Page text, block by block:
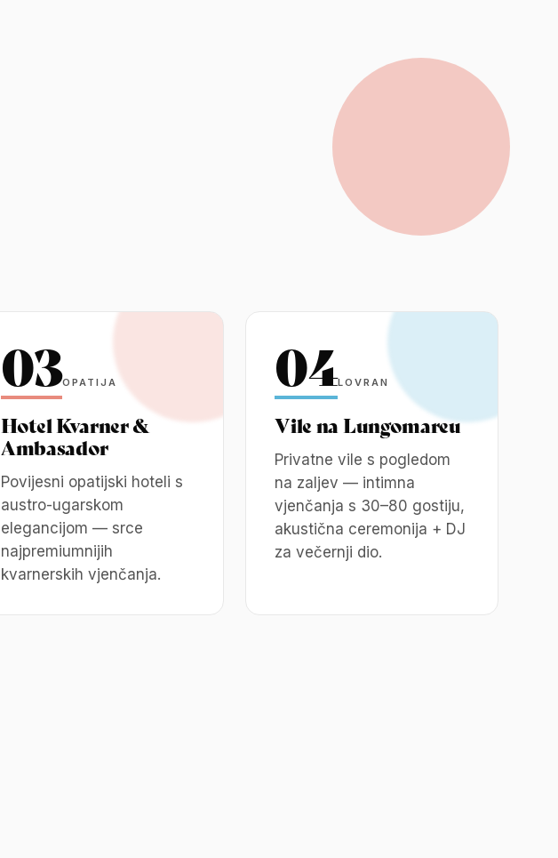
03OPATIJA
Hotel Kvarner &
Ambasador
Povijesni opatijski hoteli s
austro-ugarskom
elegancijom — srce
najpremiumnijih
kvarnerskih vjenčanja.
04LOVRAN
Vile na Lungomareu
Privatne vile s pogledom
na zaljev — intimna
vjenčanja s 30–80 gostiju,
akustična ceremonija + DJ
za večernji dio.